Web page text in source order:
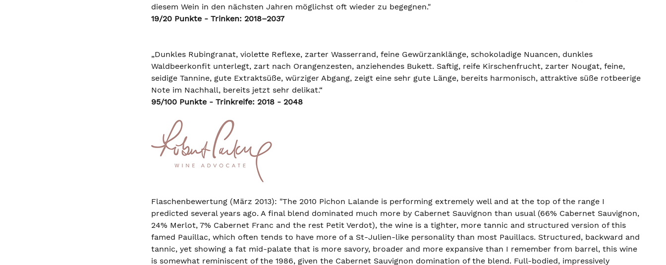
diesem Wein in den nächsten Jahren möglichst oft wieder zu begegnen."
19/20 Punkte - Trinken: 2018–2037
„Dunkles Rubingranat, violette Reflexe, zarter Wasserrand, feine Gewürzanklänge, schokoladige Nuancen, dunkles
Waldbeerkonfit unterlegt, zart nach Orangenzesten, anziehendes Bukett. Saftig, reife Kirschenfrucht, zarter Nougat, feine,
seidige Tannine, gute Extraktsüße, würziger Abgang, zeigt eine sehr gute Länge, bereits harmonisch, attraktive süße rotbeerige
Note im Nachhall, bereits jetzt sehr delikat.“
95/100 Punkte - Trinkreife: 2018 - 2048
Flaschenbewertung (März 2013): "The 2010 Pichon Lalande is performing extremely well and at the top of the range I
predicted several years ago. A final blend dominated much more by Cabernet Sauvignon than usual (66% Cabernet Sauvignon,
24% Merlot, 7% Cabernet Franc and the rest Petit Verdot), the wine is a tighter, more tannic and structured version of this
famed Pauillac, which often tends to have more of a St-Julien-like personality than most Pauillacs. Structured, backward and
tannic, yet showing a fat mid-palate that is more savory, broader and more expansive than I remember from barrel, this wine
is somewhat reminiscent of the 1986, given the Cabernet Sauvignon domination of the blend. Full-bodied, impressively